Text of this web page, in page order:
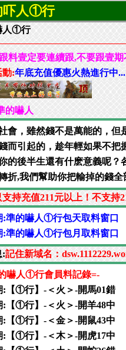
吓人①行
人①行
料壹定要連續跟,不要跟壹
動:年底充值優惠火熱進行中...
的嚇人
會，雖然錢不是萬能的，但
而引起的，趁年輕如果不把
的後半生還有什麽意義呢
折,我們幫助你把輸掉的錢全
持充值211元以上！不支持
:準的嚇人①行包天取料窗口
:準的嚇人①行包月取料窗口
:記住新域名：
嚇人①行會員料記錄=-
:【①行】-＜火＞-開馬01錯
:【①行】-＜火＞-開羊48中
:【①行】-＜金＞-開鼠43中
:【①行】-＜木＞-開虎17中